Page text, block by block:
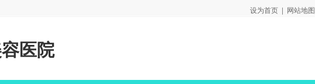
设为首页 | 网站地图
医院